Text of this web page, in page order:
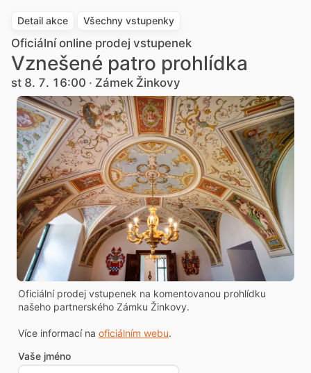
Detail akce Všechny vstupenky
Oficiální online prodej vstupenek
Vznešené patro prohlídka
st 8. 7. 16:00 · Zámek Žinkovy
Oficiální prodej vstupenek na komentovanou prohlídku
našeho partnerského Zámku Žinkovy.
Více informací na oficiálním webu.
Vaše jméno